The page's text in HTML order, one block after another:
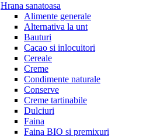
Hrana sanatoasa
Alimente generale
Alternativa la unt
Bauturi
Cacao si inlocuitori
Cereale
Creme
Condimente naturale
Conserve
Creme tartinabile
Dulciuri
Faina
Faina BIO si premixuri